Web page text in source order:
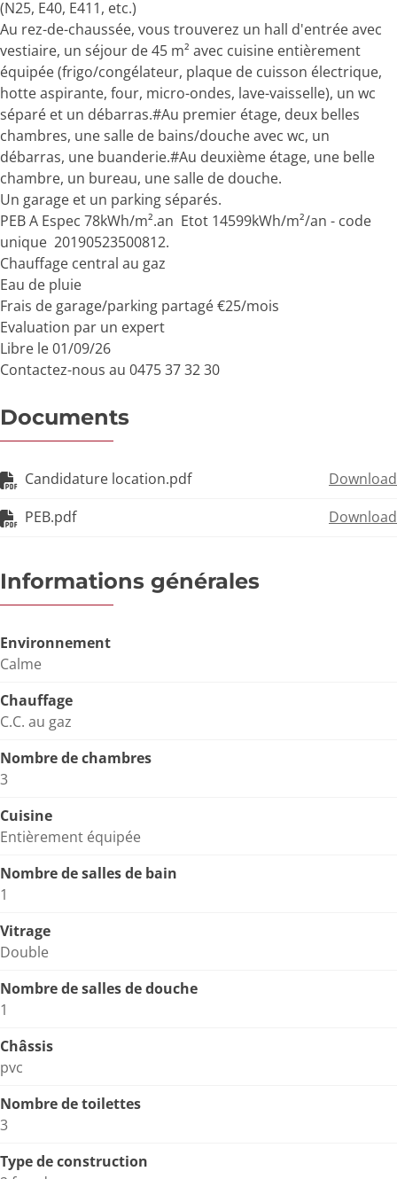
(N25, E40, E411, etc.)
Au rez-de-chaussée, vous trouverez un hall d'entrée avec
vestiaire, un séjour de 45 m² avec cuisine entièrement
équipée (frigo/congélateur, plaque de cuisson électrique,
hotte aspirante, four, micro-ondes, lave-vaisselle), un wc
séparé et un débarras.#Au premier étage, deux belles
chambres, une salle de bains/douche avec wc, un
débarras, une buanderie.#Au deuxième étage, une belle
chambre, un bureau, une salle de douche.
Un garage et un parking séparés.
PEB A Espec 78kWh/m².an Etot 14599kWh/m²/an - code
unique 20190523500812.
Chauffage central au gaz
Eau de pluie
Frais de garage/parking partagé €25/mois
Evaluation par un expert
Libre le 01/09/26
Contactez-nous au 0475 37 32 30
Documents
Candidature location.pdf
Download
PEB.pdf
Download
Informations générales
Environnement
Calme
Chauffage
C.C. au gaz
Nombre de chambres
3
Cuisine
Entièrement équipée
Nombre de salles de bain
1
Vitrage
Double
Nombre de salles de douche
1
Châssis
pvc
Nombre de toilettes
3
Type de construction